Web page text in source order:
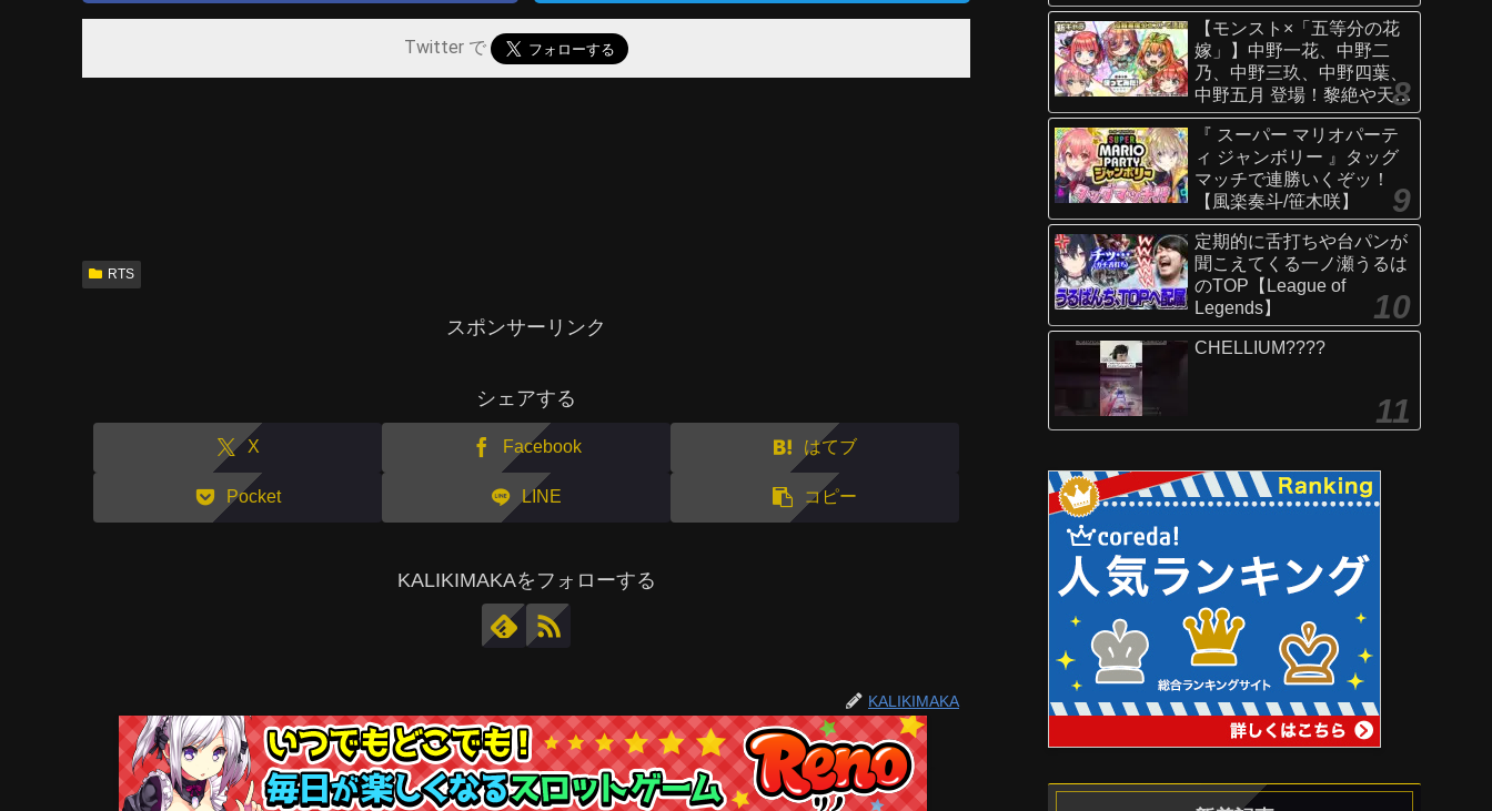
Twitter で
RTS
スポンサーリンク
シェアする
X Facebook はてブ
Pocket LINE コピー
KALIKIMAKAをフォローする
KALIKIMAKA
こ/ありさか/鷹宮リオン】
【モンスト×「五等分の花
嫁」】中野一花、中野二
乃、中野三玖、中野四葉、
中野五月 登場！黎絶や天魔
の孤城〜空中庭園〜などで
活躍！オリジナルSSにも注
目！【新キャラ使ってみた
｜モンスト公式】
『 スーパー マリオパーテ
ィ ジャンボリー 』タッグ
マッチで連勝いくぞッ！
【風楽奏斗/笹木咲】
定期的に舌打ちや台パンが
聞こえてくる一ノ瀬うるは
のTOP【League of
Legends】
CHELLIUM????